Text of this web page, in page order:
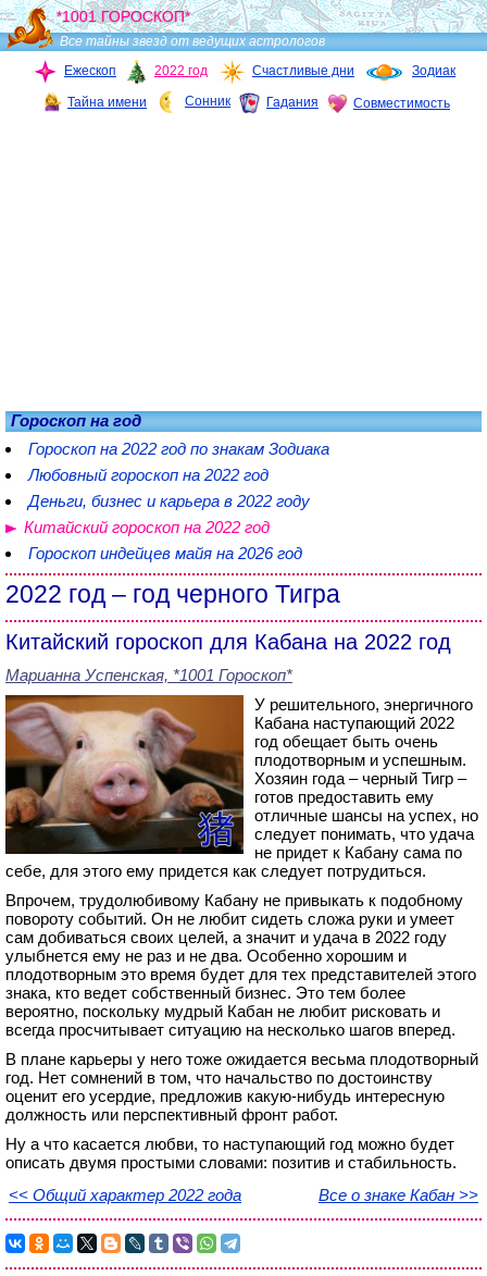
*1001 ГОРОСКОП*
Все тайны звезд от ведущих астрологов
Ежескоп
2022 год Счастливые дни Зодиак
Тайна имени Сонник Гадания Совместимость
Гороскоп на год
Гороскоп на 2022 год по знакам Зодиака
Любовный гороскоп на 2022 год
Деньги, бизнес и карьера в 2022 году
Китайский гороскоп на 2022 год
Гороскоп индейцев майя на 2026 год
2022 год – год черного Тигра
Китайский гороскоп для Кабана на 2022 год
Марианна Успенская, *1001 Гороскоп*
У решительного, энергичного
Кабана наступающий 2022
год обещает быть очень
плодотворным и успешным.
Хозяин года – черный Тигр –
готов предоставить ему
отличные шансы на успех, но
следует понимать, что удача
не придет к Кабану сама по
себе, для этого ему придется как следует потрудиться.
Впрочем, трудолюбивому Кабану не привыкать к подобному
повороту событий. Он не любит сидеть сложа руки и умеет
сам добиваться своих целей, а значит и удача в 2022 году
улыбнется ему не раз и не два. Особенно хорошим и
плодотворным это время будет для тех представителей этого
знака, кто ведет собственный бизнес. Это тем более
вероятно, поскольку мудрый Кабан не любит рисковать и
всегда просчитывает ситуацию на несколько шагов вперед.
В плане карьеры у него тоже ожидается весьма плодотворный
год. Нет сомнений в том, что начальство по достоинству
оценит его усердие, предложив какую-нибудь интересную
должность или перспективный фронт работ.
Ну а что касается любви, то наступающий год можно будет
описать двумя простыми словами: позитив и стабильность.
<< Общий характер 2022 года
Все о знаке Кабан >>